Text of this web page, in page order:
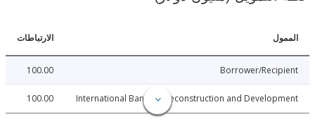
الارتباطات
Borrower/
International Bank for Reconstruction and
100.00